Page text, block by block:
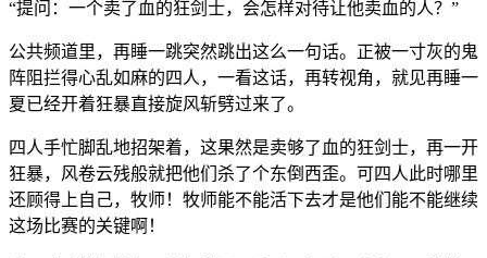
“提问：一个卖了血的狂剑士，会怎样对待让他卖血的人？”
公共频道里，再睡一跳突然跳出这么一句话。正被一寸灰的鬼
阵阻拦得心乱如麻的四人，一看这话，再转视角，就见再睡一
夏已经开着狂暴直接旋风斩劈过来了。
四人手忙脚乱地招架着，这果然是卖够了血的狂剑士，再一开
狂暴，风卷云残般就把他们杀了个东倒西歪。可四人此时哪里
还顾得上自己，牧师！牧师能不能活下去才是他们能不能继续
这场比赛的关键啊！